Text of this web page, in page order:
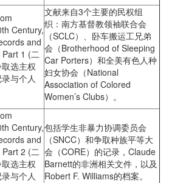
Century,
and
1 (二
选主权
与个人
文献来自3个主要的民权组
织：南方基督教领袖联合会
（SCLC）、卧车搬运工兄弟
会（Brotherhood of Sleeping
Car Porters）和全美有色人种
妇女协会（National
Association of Colored
Women’s Clubs）。
Century,
and
2 (二
选主权
与个人
包括学生非暴力协调委员会
（SNCC）和争取种族平等大
会（CORE）的记录，Claude
Barnett的非洲相关文件，以及
Robert F. Williams的档案。